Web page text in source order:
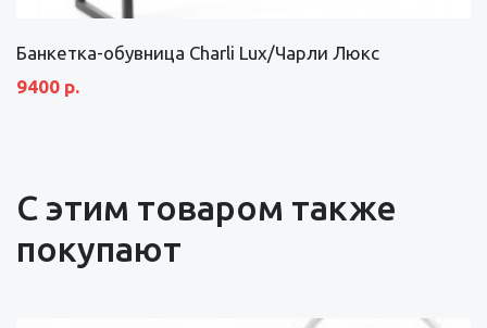
Банкетка-обувница Charli Lux/Чарли Люкс
9400 р.
С этим товаром также
покупают